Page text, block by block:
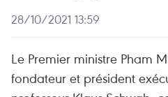
28/10/2021 13:59
Le Premier ministre Pham
fondateur et président